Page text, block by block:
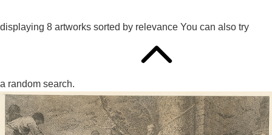
displaying 8 artworks sorted by relevance You can also try
a random search.